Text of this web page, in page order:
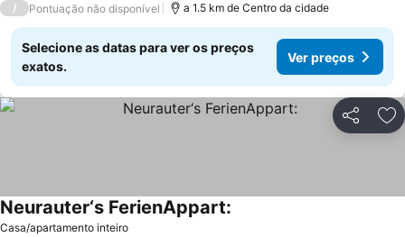
/ Pontuação não disponível a 1.5 km de Centro da cidade
Selecione as datas para ver os preços
exatos.
Ver preços
Partilhar
Casa/apartamento inteiro
Neurauter‘s FerienAppart: